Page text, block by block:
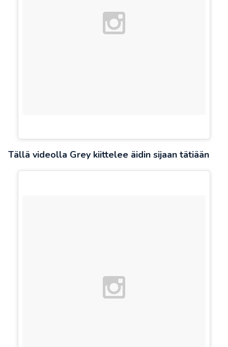
Tällä videolla Grey kiittelee äidin sijaan tätiään